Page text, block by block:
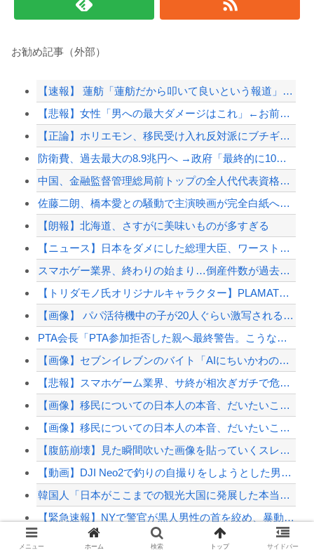
お勧め記事（外部）
【速報】 蓮舫「蓮舫だから叩いて良いという報道」 ネット「高市だから叩いて良いをやっ...
【悲報】女性「男への最大ダメージはこれ」←お前ら耐えられる？
【正論】ホリエモン、移民受け入れ反対派にブチギレ→スタジオ誰も反論できず沈黙
防衛費、過去最大の8.9兆円へ →政府「最終的に10兆円規模になる可能性」
中国、金融監督管理総局前トップの全人代代表資格を剥奪…重大な規律違反で！
佐藤二朗、橋本愛との騒動で主演映画が完全白紙へｗｗｗｗｗ
【朗報】北海道、さすがに美味いものが多すぎる
【ニュース】日本をダメにした総理大臣、ワースト１位が同点でこの人ｗｗｗｗｗｗ
スマホゲー業界、終わりの始まり…倒産件数が過去最多ペース「数億円かけても爆ﾀﾋ」
【トリダモノ氏オリジナルキャラクター】PLAMATEA「MXちゃん」プラモデル【駿河...
【画像】 パパ活待機中の子が20人ぐらい激写されるｗｗｗｗｗｗｗｗｗｗｗ
PTA会長「PTA参加拒否した親へ最終警告。こうなってもいい？」
【画像】セブンイレブンのバイト「AIにちいかわの画像を食わせてっと………できた！」
【悲報】スマホゲーム業界、サ終が相次ぎガチで危機的な状況に…その理由がこちら
【画像】移民についての日本人の本音、だいたいこれｗｗｗｗ
【画像】移民についての日本人の本音、だいたいこれｗｗｗｗ
【腹筋崩壊】見た瞬間吹いた画像を貼っていくスレｗｗｗｗ
【動画】DJI Neo2で釣りの自撮りをしようとした男の悲劇（ノ∇`）
韓国人「日本がここまでの観光大国に発展した本当の理由がこちら…」→「昔から日本は愛さ...
【緊急速報】NYで警官が黒人男性の首を絞め、暴動第二波不可避へ
メニュー ホーム 検索 トップ サイドバー